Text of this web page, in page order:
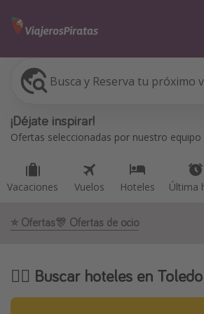
Busca y Reserva tu próximo
¡Déjate inspirar!
Ofertas seleccionadas por nuestro equipo
Vacaciones Vuelos Hoteles Última
Vacaciones
Vuelos
Viajes
Tenerife
⭐️ Ofertas🎊 Ofertas de ocio
🕵️‍♀️ Buscar hoteles en Toledo